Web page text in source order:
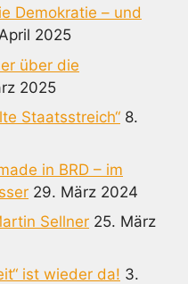
Demokratie – und
2025
über die
2025
Staatsstreich“ 8.
in BRD – im
29. März 2024
Sellner 25. März
ist wieder da! 3.